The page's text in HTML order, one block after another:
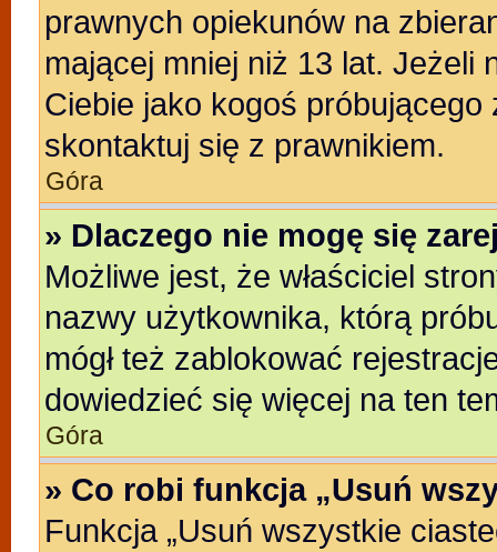
prawnych opiekunów na
mającej mniej niż 13 lat. Jeżeli
Ciebie jako kogoś
skontaktuj się z prawnikiem.
Góra
» Dlaczego nie mogę się
Możliwe jest, że właściciel
nazwy użytkownika, którą
mógł też zablokować
dowiedzieć się więcej na ten
Góra
» Co robi funkcja „Usuń
Funkcja „Usuń wszystkie